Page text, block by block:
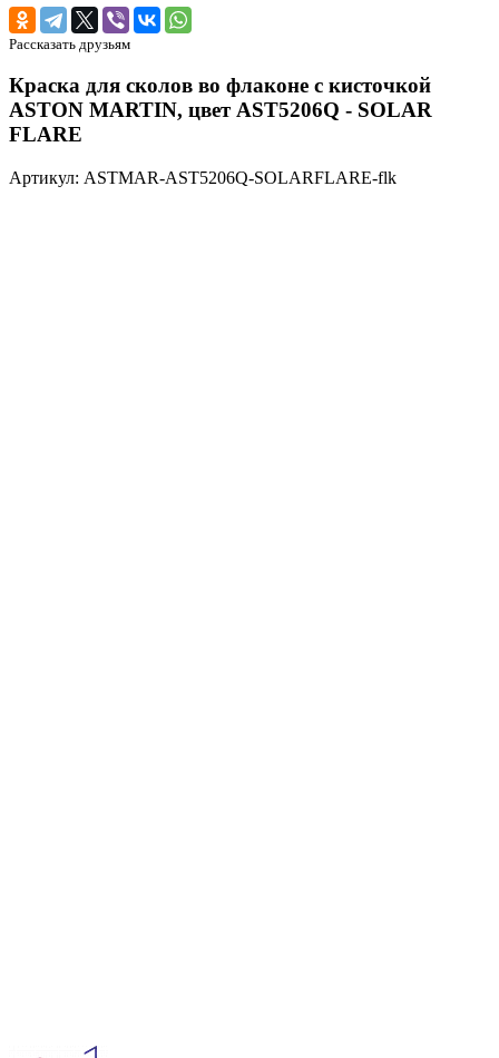
Рассказать друзьям
Краска для сколов во флаконе с кисточкой
ASTON MARTIN, цвет AST5206Q - SOLAR
FLARE
Артикул: ASTMAR-AST5206Q-SOLARFLARE-flk